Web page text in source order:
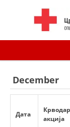
December
Дата
акција